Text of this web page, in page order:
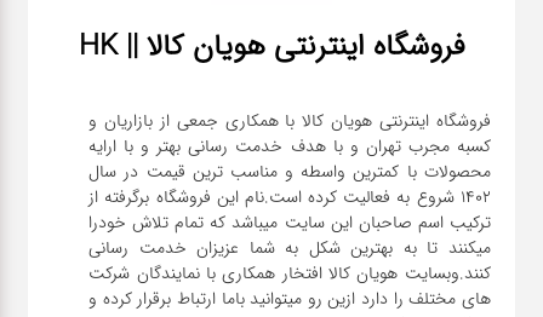
فروشگاه اینترنتی هویان کالا || HK
فروشگاه اینترنتی هویان کالا با همکاری جمعی از بازاریان و
کسبه مجرب تهران و با هدف خدمت رسانی بهتر و با ارایه
محصولات با کمترین واسطه و مناسب ترین قیمت در سال
1402 شروع به فعالیت کرده است.نام این فروشگاه برگرفته از
ترکیب اسم صاحبان این سایت میباشد که تمام تلاش خودرا
میکنند تا به بهترین شکل به شما عزیزان خدمت رسانی
کنند.وبسایت هویان کالا افتخار همکاری با نمایندگان شرکت
های مختلف را دارد ازین رو میتوانید باما ارتباط برقرار کرده و